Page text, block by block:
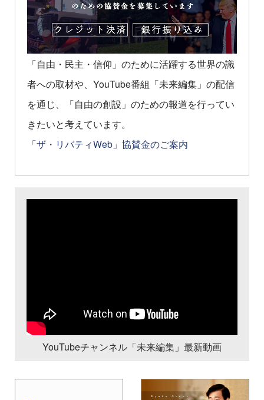
「自由・民主・信仰」のために活躍する世界の識
者への取材や、YouTube番組「未来編集」の配信
を通じ、「自由の創設」のための報道を行ってい
きたいと考えています。
「ザ・リバティWeb」協賛金のご案内
YouTubeチャンネル「未来編集」最新動画